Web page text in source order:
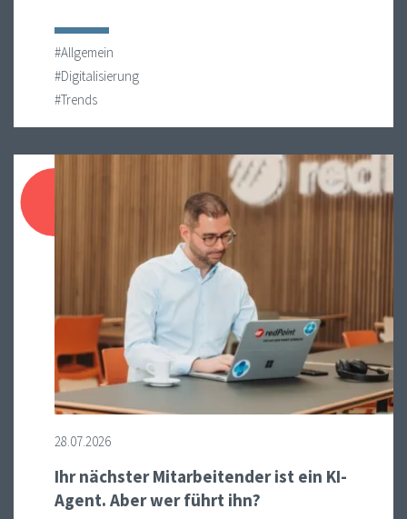
#Allgemein
#Digitalisierung
#Trends
28.07.2026
Ihr nächster Mitarbeitender ist ein KI-
Agent. Aber wer führt ihn?